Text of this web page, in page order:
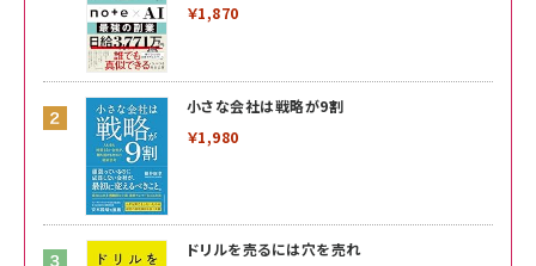
￥1,870
小さな会社は戦略が9割
￥1,980
ドリルを売るには穴を売れ